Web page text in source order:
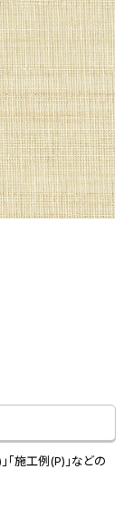
「施工例(P)」などの